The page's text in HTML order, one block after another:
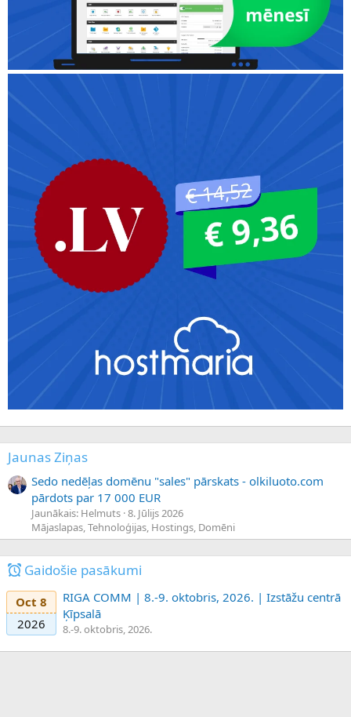
Jaunas Ziņas
Sedo nedēļas domēnu "sales" pārskats - olkiluoto.com
pārdots par 17 000 EUR
Jaunākais: Helmuts 8. Jūlijs 2026
Mājaslapas, Tehnoloģijas, Hostings, Domēni
Gaidošie pasākumi
Oct 8
2026
RIGA COMM | 8.-9. oktobris, 2026. | Izstāžu centrā
Ķīpsalā
8.-9. oktobris, 2026.